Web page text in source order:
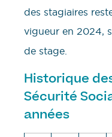
des stagiaires
vigueur en 2024,
de stage.
Historique
Sécurité
années